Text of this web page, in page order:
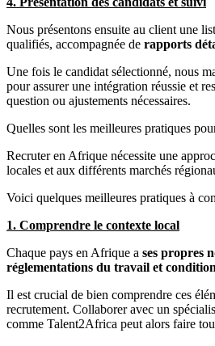
Nous présentons ensuite au client une
qualifiés, accompagnée de rapports
Une fois le candidat sélectionné, nous
pour assurer une intégration réussie et
question ou ajustements nécessaires.
Quelles sont les meilleures pratiques
Recruter en Afrique nécessite une
locales et aux différents marchés
Voici quelques meilleures pratiques à
1. Comprendre le contexte local
Chaque pays en Afrique a ses propres
réglementations du travail et
Il est crucial de bien comprendre ces
recrutement. Collaborer avec un
comme Talent2Africa peut alors faire